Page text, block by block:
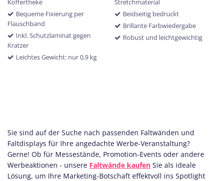
Koffertheke
Bequeme Fixierung per
Flauschband
Inkl. Schutzlaminat gegen
Kratzer
Leichtes Gewicht: nur 0,9 kg
Stretchmaterial
Beidseitig bedruckt
Brillante Farbwiedergabe
Robust und leichtgewichtig
Sie sind auf der Suche nach passenden Faltwänden und
Faltdisplays für Ihre angedachte Werbe-Veranstaltung?
Gerne! Ob für Messestände, Promotion-Events oder andere
Werbeaktionen - unsere Faltwände kaufen Sie als ideale
Lösung, um Ihre Marketing-Botschaft effektvoll ins Spotlight